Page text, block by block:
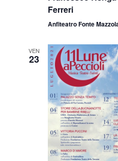
Ferreri
Anfiteatro Fonte
VEN
23